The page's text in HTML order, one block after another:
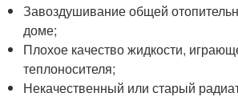
Завоздушивание общей
доме;
Плохое качество жидкости,
теплоносителя;
Некачественный или старый